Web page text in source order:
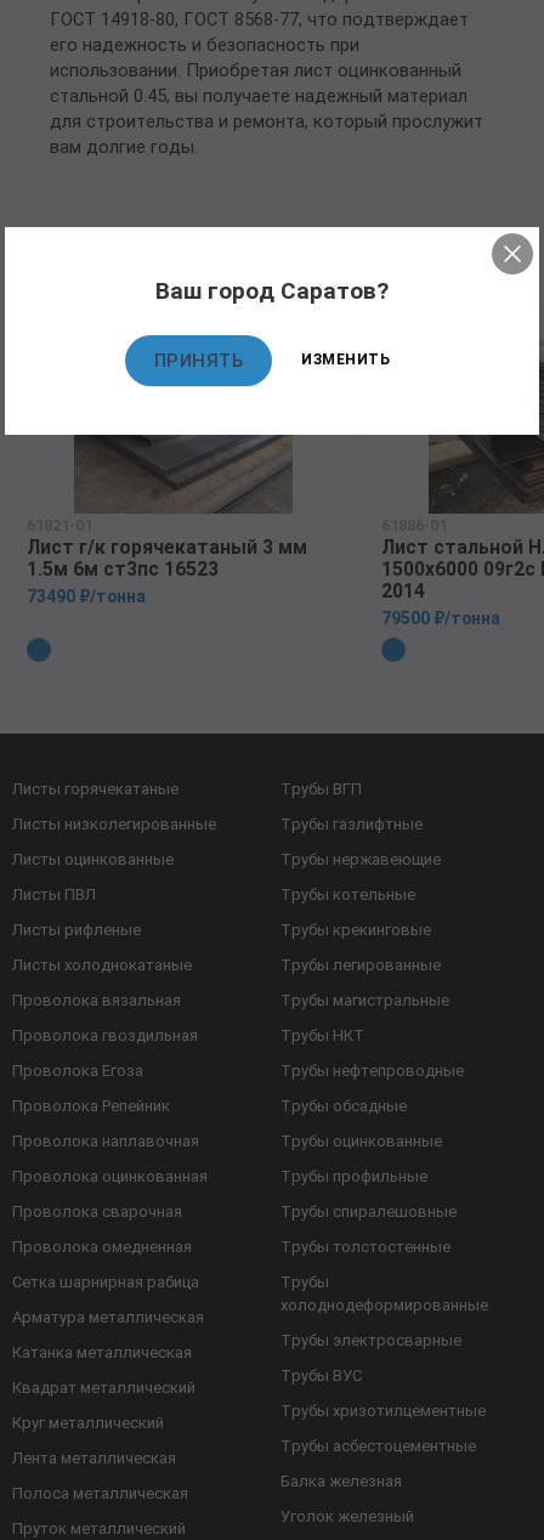
ГОСТ 14918-80, ГОСТ 8568-77, что подтверждает
его надежность и безопасность при
использовании. Приобретая лист оцинкованный
стальной 0.45, вы получаете надежный материал
для строительства и ремонта, который прослужит
вам долгие годы.
61821-01
Лист г/к горячекатаный 3 мм
1.5м 6м ст3пс 16523
73490 ₽/тонна
61886-01
Лист стальной
1500х6000
2014
79500 ₽/тонна
Листы горячекатаные
Листы низколегированные
Листы оцинкованные
Листы ПВЛ
Листы рифленые
Листы холоднокатаные
Проволока вязальная
Проволока гвоздильная
Проволока Егоза
Проволока Репейник
Проволока наплавочная
Проволока оцинкованная
Проволока сварочная
Проволока омедненная
Сетка шарнирная рабица
Арматура металлическая
Катанка металлическая
Квадрат металлический
Круг металлический
Лента металлическая
Полоса металлическая
Пруток металлический
Трубы ВГП
Трубы газлифтные
Трубы нержавеющие
Трубы котельные
Трубы крекинговые
Трубы легированные
Трубы магистральные
Трубы НКТ
Трубы нефтепроводные
Трубы обсадные
Трубы оцинкованные
Трубы профильные
Трубы спиралешовные
Трубы толстостенные
Трубы
холоднодеформированные
Трубы электросварные
Трубы ВУС
Трубы хризотилцементные
Трубы асбестоцементные
Балка железная
Уголок железный
Ваш город Саратов?
ПРИНЯТЬ ИЗМЕНИТЬ